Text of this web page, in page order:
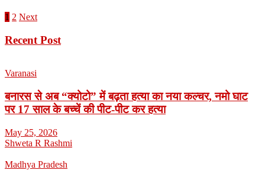
1 2 Next
Recent Post
Varanasi
बनारस से अब “क्योटो” में बढ़ता हत्या का नया कल्चर, नमो घाट
पर 17 साल के बच्चें की पीट-पीट कर हत्या
May 25, 2026
Shweta R Rashmi
Madhya Pradesh